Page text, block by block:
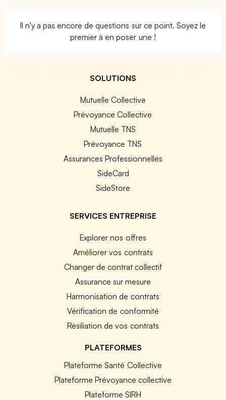
Il n'y a pas encore de questions sur ce point. Soyez le
premier à en poser une !
SOLUTIONS
Mutuelle Collective
Prévoyance Collective
Mutuelle TNS
Prévoyance TNS
Assurances Professionnelles
SideCard
SideStore
SERVICES ENTREPRISE
Explorer nos offres
Améliorer vos contrats
Changer de contrat collectif
Assurance sur mesure
Harmonisation de contrats
Vérification de conformité
Résiliation de vos contrats
PLATEFORMES
Plateforme Santé Collective
Plateforme Prévoyance collective
Plateforme SIRH